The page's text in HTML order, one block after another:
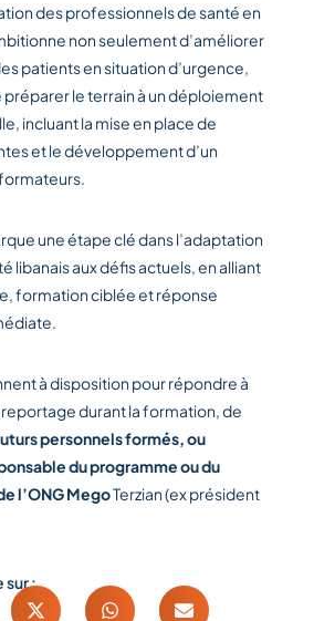
des professionnels de santé en
non seulement d’améliorer
patients en situation d’urgence,
le terrain à un déploiement
incluant la mise en place de
et le développement d’un
une étape clé dans l’adaptation
libanais aux défis actuels, en alliant
formation ciblée et réponse
à disposition pour répondre à
durant la formation, de
personnels formés, ou
du programme ou du
l’ONG MegoTerzian (ex président
sur :